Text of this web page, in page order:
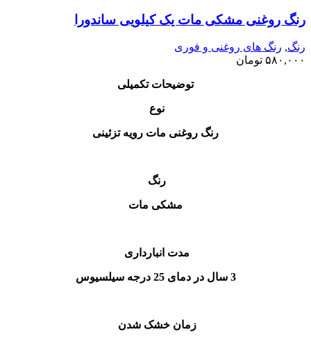
رنگ روغنی مشکی مات یک کیلویی ساندورا
رنگ, رنگ‌ های روغنی و فوری
۵۸۰,۰۰۰ تومان
توضیحات تکمیلی
نوع
رنگ روغنی مات رویه تزئینی
رنگ
مشکی مات
مدت انبارداری
3 سال در دمای 25 درجه سیلسیوس
زمان خشک شدن